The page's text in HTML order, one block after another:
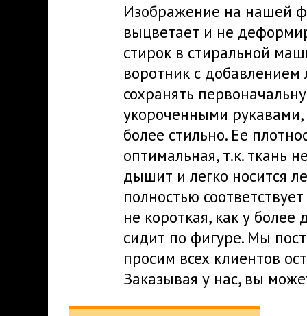
Изображение на нашей
выцветает и не
стирок в стиральной
воротник с
сохранять
укороченными
более стильно. Ее
оптимальная, т.к. ткань
дышит и легко носится
полностью
не короткая, как у
сидит по фигуре. Мы
просим всех клиентов
Заказывая у нас, вы